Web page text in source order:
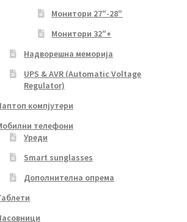
Монитори 27″-28″
Монитори 32″+
Надворешна меморија
UPS & AVR (Automatic Voltage
Regulator)
компјутери
телефони
Уреди
Smart sunglasses
Дополнителна опрема